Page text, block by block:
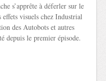
s’apprête à déferler sur le
visuels chez Industrial
des Autobots et autres
depuis le premier épisode.